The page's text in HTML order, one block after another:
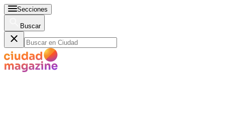
Secciones
Buscar